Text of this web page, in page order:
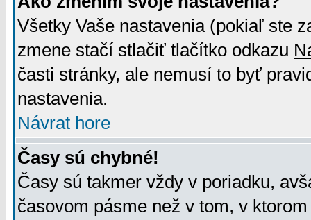
Všetky Vaše nastavenia (pokiaľ ste
zmene stačí stlačiť tlačítko odkazu
časti stránky, ale nemusí to byť
nastavenia.
Návrat hore
Časy sú chybné!
Časy sú takmer vždy v poriadku,
časovom pásme než v tom, v